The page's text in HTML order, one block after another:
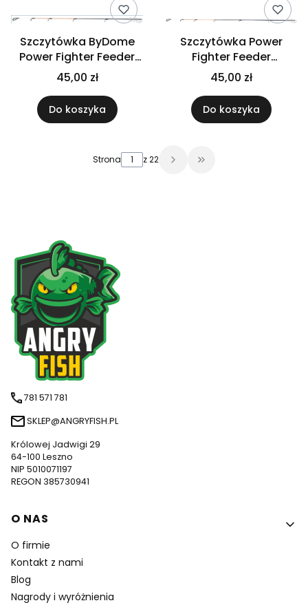
Szczytówka ByDome
Power Fighter Feeder
330M Medium
45,00 zł
Do koszyka
Szczytówka Power
Fighter Feeder
390MH/390H Light
45,00 zł
Do koszyka
Strona z 22 Przejdź do ostatniej
781 571 781
SKLEP@ANGRYFISH.PL
Królowej Jadwigi 29
64-100 Leszno
NIP 5010071197
REGON 385730941
Linki w stopce
O NAS
O firmie
Kontakt z nami
Blog
Nagrody i wyróżnienia